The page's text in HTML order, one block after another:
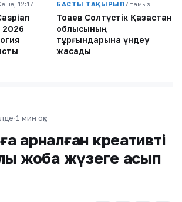
12:17
2026
БАСТЫ ТАҚЫРЫП7 тамыз
Тоқаев Солтүстік Қазақстан
облысының
тұрғындарына үндеу
жасады
·1 мин оқу
арналған креативті
жоба жүзеге асып